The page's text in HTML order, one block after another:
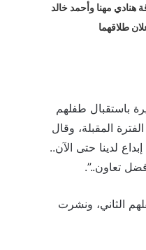
هنادي مهنا وأحمد خالد
طلاقهما
الأخيرة باستقبال طفلهم
المقبلة، وقال
لدينا حتى الآن..
تعاون..”.
الثاني، ونشرت